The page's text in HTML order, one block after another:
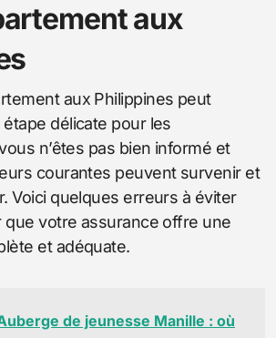
aux
aux Philippines peut
délicate pour les
n’êtes pas bien informé et
courantes peuvent survenir et
Voici quelques erreurs à éviter
que votre assurance offre une
et adéquate.
de jeunesse Manille : où